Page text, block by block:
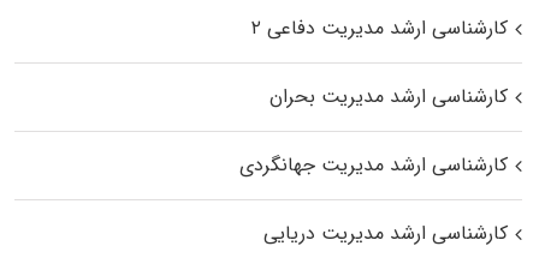
کارشناسی ارشد مدیریت دفاعی ۲
کارشناسی ارشد مدیریت بحران
کارشناسی ارشد مدیریت جهانگردی
کارشناسی ارشد مدیریت دریایی